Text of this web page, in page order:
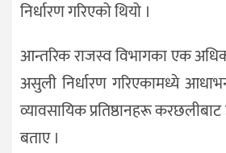
निर्धारण गरिएको थियो ।
आन्तरिक राजस्व विभागका एक
असुली निर्धारण गरिएकामध्ये
व्यावसायिक प्रतिष्ठानहरू
बताए ।